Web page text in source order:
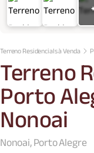
Terreno Residencials à Venda
Terreno
Porto
Nonoai
Nonoai, Porto Alegre